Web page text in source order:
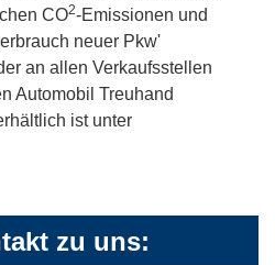
CO2-Emissionen und
neuer Pkw'
an allen Verkaufsstellen
Automobil Treuhand
ist unter
zu uns: